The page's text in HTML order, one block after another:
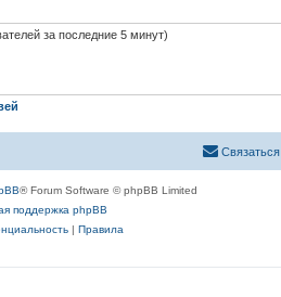
за последние 5 минут)
® Forum Software © phpBB Limited
поддержка phpBB
| Правила